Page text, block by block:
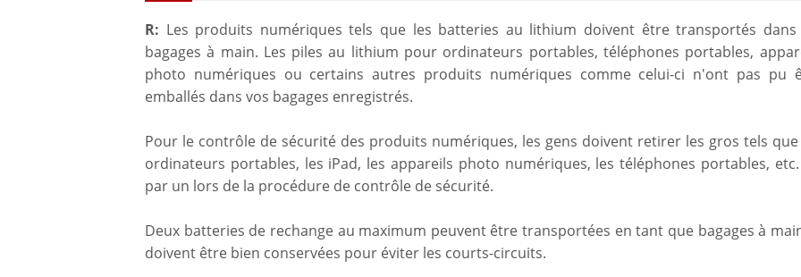
R: Les produits numériques tels que les batteries au lithium doivent être transportés dans
bagages à main. Les piles au lithium pour ordinateurs portables, téléphones portables,
photo numériques ou certains autres produits numériques comme celui-ci n'ont pas pu
emballés dans vos bagages enregistrés.
Pour le contrôle de sécurité des produits numériques, les gens doivent retirer les gros tels que
ordinateurs portables, les iPad, les appareils photo numériques, les téléphones portables,
par un lors de la procédure de contrôle de sécurité.
Deux batteries de rechange au maximum peuvent être transportées en tant que bagages à
doivent être bien conservées pour éviter les courts-circuits.